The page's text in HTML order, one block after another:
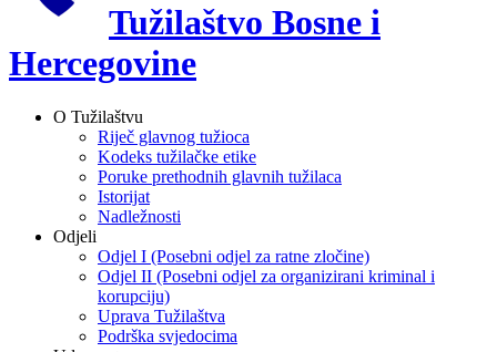
Tužilaštvo Bosne i
Hercegovine
O Tužilaštvu
Riječ glavnog tužioca
Kodeks tužilačke etike
Poruke prethodnih glavnih tužilaca
Istorijat
Nadležnosti
Odjeli
Odjel I (Posebni odjel za ratne zločine)
Odjel II (Posebni odjel za organizirani kriminal i
korupciju)
Uprava Tužilaštva
Podrška svjedocima